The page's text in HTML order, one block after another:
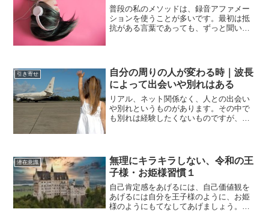
普段の私のメソッドは、録音アファメー
ションを使うことが多いです。最初は抵
抗がある言葉であっても、ずっと聞いて
録音アファメーション流そ...
引き寄せ
自分の周りの人が変わる時｜波長
によって出会いや別れはある
リアル、ネット関係なく、人との出会い
や別れというものがあります。その中で
も別れは経験したくないものですが、そ
より波長の高すぎる人、低...
潜在意識
無理にキラキラしない、令和の王
子様・お姫様習慣１
自己肯定感をあげるには、自己価値観を
あげるには自分を王子様のように、お姫
様のようにもてなしてあげましょう。と